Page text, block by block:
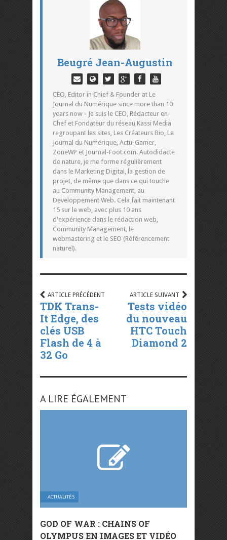
Beugré Jean-Augustin
CEO, Editor in Chief & Founder at Le
Journal du Numérique since more than 10
years now - Je suis le CEO, Rédacteur en
Chef et Fondateur du réseau Kassi Media
regroupant les sites, Les Créateurs Bio, Le
Journal du Numérique, Actu-Gamer,
ZoneWP et Journal-Foot.com. Autodidacte
de nature, je me forme régulièrement
dans le Marketing Digital, la gestion de
projet, de même que dans ce qui touche
au Community Management, au
Developpement Web. Cela fait maintenant
15 sur le web, avec plus 10 ans
d'expérience dans le rédaction web,
Community Management, le
webmastering et le SEO (Référencement
naturel).
ARTICLE PRÉCÉDENT
TDK Trans-
It Edge, des
clés USB
Flash de 4 à
32 Go
ARTICLE SUIVANT
Tests vidéo
du nouveau
HTC Touch
Diamond 2
A LIRE ÉGALEMENT
ACTUALITÉS
GOD OF WAR : CHAINS OF
OLYMPUS EN IMAGES ET VIDÉO